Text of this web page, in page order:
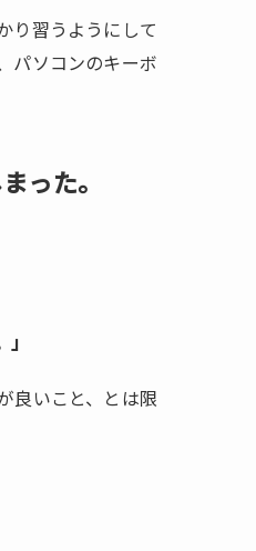
り習うようにして
パソコンのキーボ
った。
良いこと、とは限